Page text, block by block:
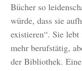
Bücher so
würde, dass sie
existieren“. Sie
mehr berufstätig,
der Bibliothek.